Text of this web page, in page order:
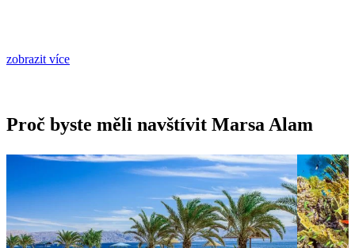
zobrazit více
Proč byste měli navštívit Marsa Alam